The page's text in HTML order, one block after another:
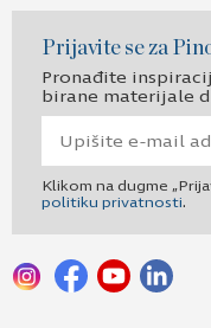
Prijavite se za
Pronađite
birane materijale
Klikom na dugme
politiku privatnosti.